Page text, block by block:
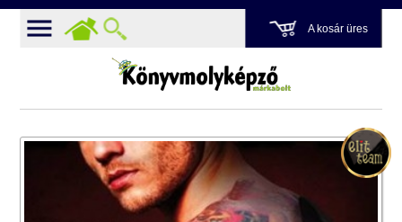
A kosár üres